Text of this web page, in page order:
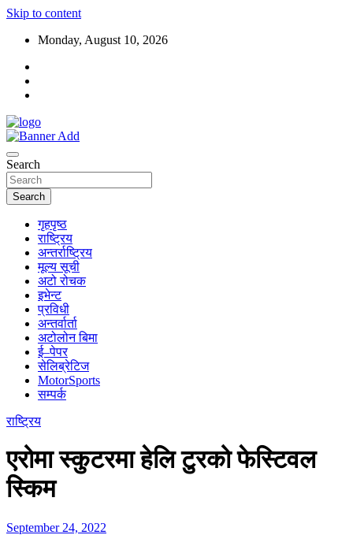
Skip to content
Monday, August 10, 2026
Search
Search
गृहपृष्ठ
राष्ट्रिय
अन्तर्राष्ट्रिय
मूल्य सूची
अटो रोचक
इभेन्ट
प्रविधी
अन्तर्वार्ता
अटोलोन बिमा
ई–पेपर
सेलिब्रेटिज
MotorSports
सम्पर्क
राष्ट्रिय
एरोमा स्कुटरमा हेलि टुरको फेस्टिवल
स्किम
September 24, 2022